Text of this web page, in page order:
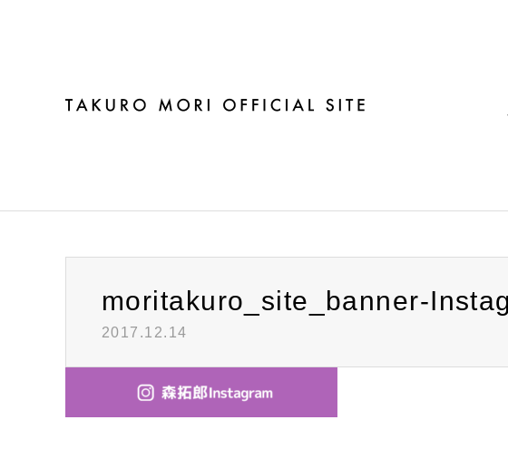
Warning: Invalid argument supplied for foreach() in
moritakuro_site_banner-Instagram
moritakuro_site_banner-
2017.12.14